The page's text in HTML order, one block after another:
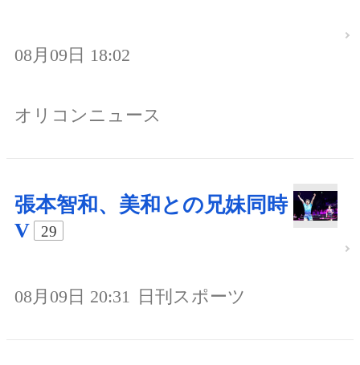
08月09日 18:02
オリコンニュース
張本智和、美和との兄妹同時
V
29
08月09日 20:31 日刊スポーツ